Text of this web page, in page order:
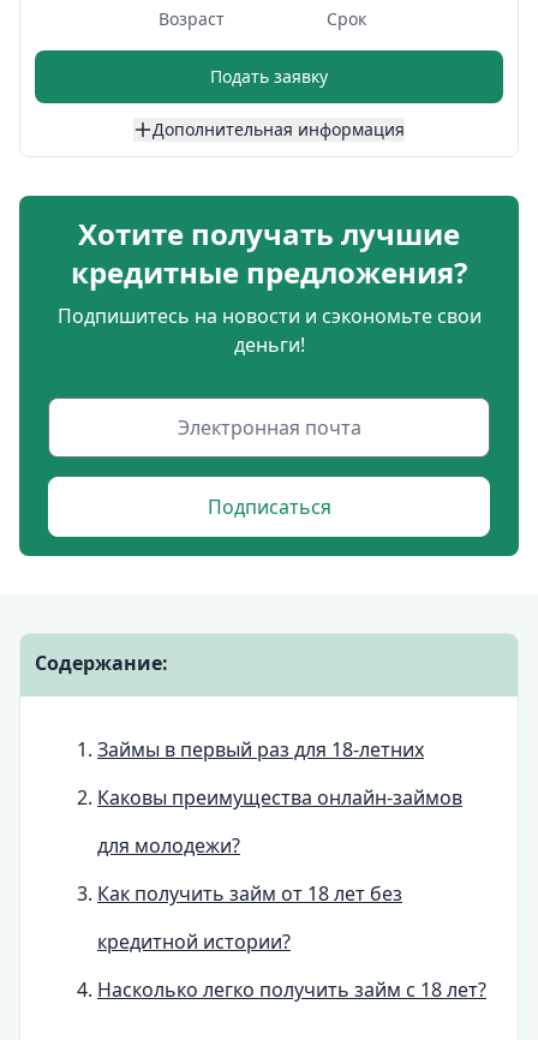
Возраст
Срок
Подать заявку
Дополнительная информация
Хотите получать лучшие
кредитные предложения?
Подпишитесь на новости и сэкономьте свои
деньги!
Подписаться
Содержание:
Займы в первый раз для 18-летних
Каковы преимущества онлайн-займов
для молодежи?
Как получить займ от 18 лет без
кредитной истории?
Насколько легко получить займ с 18 лет?